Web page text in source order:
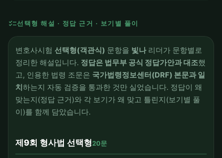
checklist선택형 해설 · 정답 근거 · 보기별 풀이
변호사시험 선택형(객관식) 문항을 빛나리더가 문항별로
정리한 해설입니다. 정답은 법무부 공식 정답가안과 대조했
고, 인용한 법령 조문은 국가법령정보센터(DRF) 본문과 일
치하는지 자동 검증을 통과한 것만 실었습니다. 정답이 왜
맞는지(정답 근거)와 각 보기가 왜 맞고 틀린지(보기별 풀
이)를 함께 담았습니다.
제9회 형사법 선택형20문